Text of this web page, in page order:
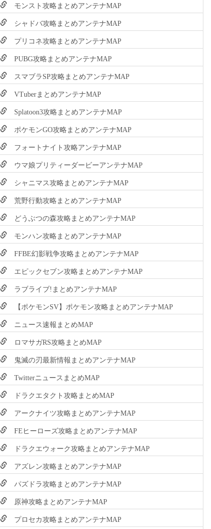
モンスト攻略まとめアンテナMAP
シャドバ攻略まとめアンテナMAP
プリコネ攻略まとめアンテナMAP
PUBG攻略まとめアンテナMAP
スマブラSP攻略まとめアンテナMAP
VTuberまとめアンテナMAP
Splatoon3攻略まとめアンテナMAP
ポケモンGO攻略まとめアンテナMAP
フォートナイト攻略アンテナMAP
ウマ娘プリティーダービーアンテナMAP
シャニマス攻略まとめアンテナMAP
荒野行動攻略まとめアンテナMAP
どうぶつの森攻略まとめアンテナMAP
モンハン攻略まとめアンテナMAP
FFBE幻影戦争攻略まとめアンテナMAP
エピックセブン攻略まとめアンテナMAP
ラブライブ!まとめアンテナMAP
【ポケモンSV】ポケモン攻略まとめアンテナMAP
ニュース速報まとめMAP
ロマサガRS攻略まとめMAP
鬼滅の刃最新情報まとめアンテナMAP
TwitterニュースまとめMAP
ドラクエタクト攻略まとめMAP
アークナイツ攻略まとめアンテナMAP
FEヒーローズ攻略まとめアンテナMAP
ドラクエウォーク攻略まとめアンテナMAP
アズレン攻略まとめアンテナMAP
パズドラ攻略まとめアンテナMAP
原神攻略まとめアンテナMAP
プロセカ攻略まとめアンテナMAP